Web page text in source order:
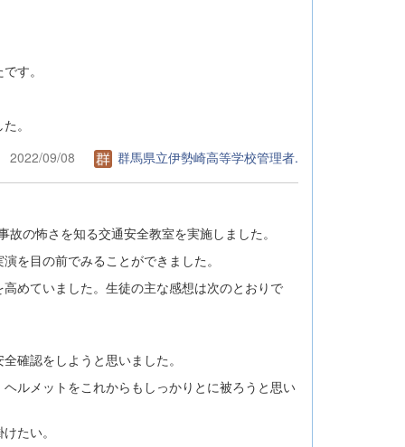
す。
。
2022/09/08
群馬県立伊勢崎高等学校管理者.
の怖さを知る交通安全教室を実施しました。
を目の前でみることができました。
めていました。生徒の主な感想は次のとおりで
確認をしようと思いました。
ルメットをこれからもしっかりとに被ろうと思い
たい。